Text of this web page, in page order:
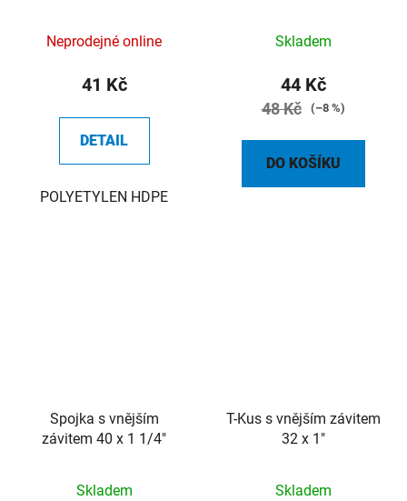
Neprodejné online
41 Kč
DETAIL
POLYETYLEN HDPE
Skladem
44 Kč
48 Kč (–8 %)
DO KOŠÍKU
Spojka s vnějším
závitem 40 x 1 1/4"
Skladem
T-Kus s vnějším závitem
32 x 1"
Skladem